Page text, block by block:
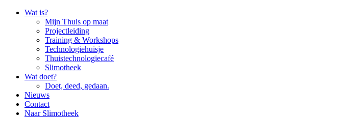
Wat is?
Mijn Thuis op maat
Projectleiding
Training & Workshops
Technologiehuisje
Thuistechnologiecafé
Slimotheek
Wat doet?
Doet, deed, gedaan.
Nieuws
Contact
Naar Slimotheek